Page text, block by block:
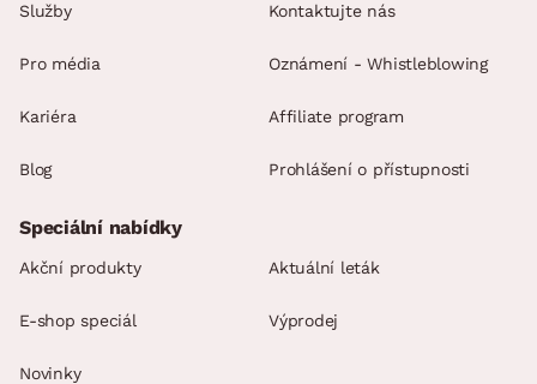
Služby
Pro média
Kariéra
Blog
Kontaktujte nás
Oznámení - Whistleblowing
Affiliate program
Prohlášení o přístupnosti
Speciální nabídky
Akční produkty Aktuální leták
E-shop speciál Výprodej
Novinky